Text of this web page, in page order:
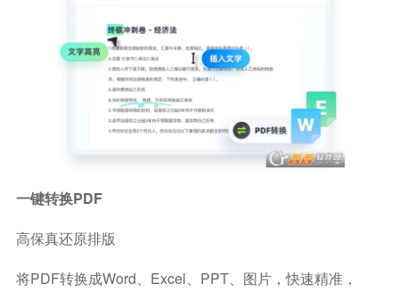
一键转换PDF
高保真还原排版
将PDF转换成Word、Excel、PPT、图片，快速精准，